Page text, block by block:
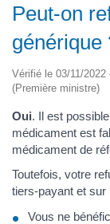
Peut-on
générique
Vérifié le 03/11/
(Première ministre)
Oui. Il est
médicament est
médicament de
Toutefois, votre
tiers-payant et sur
Vous ne